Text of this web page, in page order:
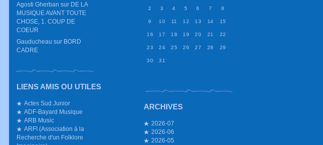
2 3 4 5 6 7 8
9 10 11 12 13 14 15
16 17 18 19 20 21 22
23 24 25 26 27 28 29
30 31
ARCHIVES
2026-07
2026-06
2026-05
Agosti Gherban sur DE LA
MUSIQUE AVANT TOUTE
CHOSE, 1. COUP DE
COEUR
Gauducheau sur BORD
CADRE
LIENS AMIS OU UTILES
Actes Sud Junior
ADF-Bayard Musique
ARB Music
ARFI (Association à la
Recherche d'un Folklore